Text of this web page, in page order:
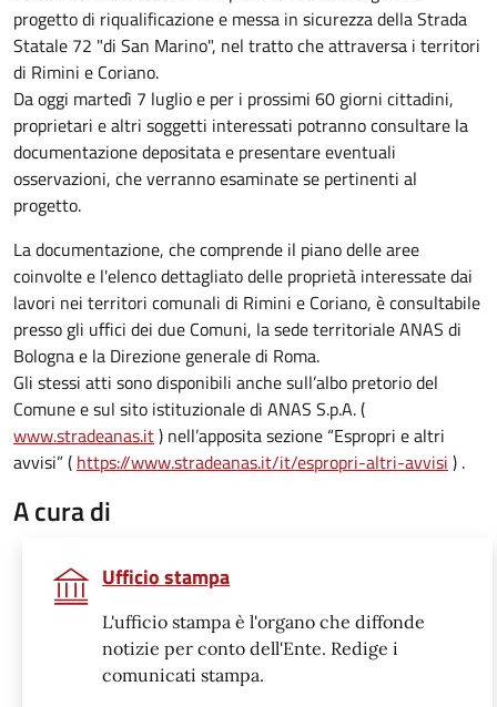
progetto di riqualificazione e messa in sicurezza della Strada
Statale 72 "di San Marino", nel tratto che attraversa i territori
di Rimini e Coriano.
Da oggi martedì 7 luglio e per i prossimi 60 giorni cittadini,
proprietari e altri soggetti interessati potranno consultare la
documentazione depositata e presentare eventuali
osservazioni, che verranno esaminate se pertinenti al
progetto.
La documentazione, che comprende il piano delle aree
coinvolte e l'elenco dettagliato delle proprietà interessate dai
lavori nei territori comunali di Rimini e Coriano, è consultabile
presso gli uffici dei due Comuni, la sede territoriale ANAS di
Bologna e la Direzione generale di Roma.
Gli stessi atti sono disponibili anche sull’albo pretorio del
Comune e sul sito istituzionale di ANAS S.p.A. (
www.stradeanas.it) nell’apposita sezione “Espropri e altri
avvisi” ( https://www.stradeanas.it/it/espropri-altri-avvisi ) .
A cura di
Ufficio stampa
L'ufficio stampa è l'organo che diffonde
notizie per conto dell'Ente. Redige i
comunicati stampa.